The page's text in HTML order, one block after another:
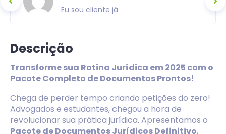
Eu sou cliente já
Descrição
Transforme sua Rotina Jurídica em 2025 com o
Pacote Completo de Documentos Prontos!
Chega de perder tempo criando petições do zero!
Advogados e estudantes, chegou a hora de
revolucionar sua prática jurídica. Apresentamos o
Pacote de Documentos Jurídicos Definitivo,